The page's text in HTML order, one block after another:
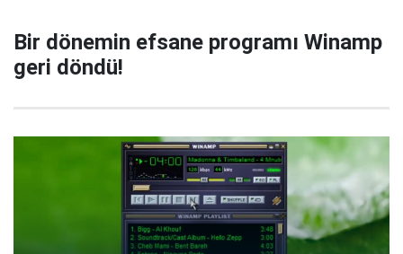
Bir dönemin efsane programı Winamp
geri döndü!